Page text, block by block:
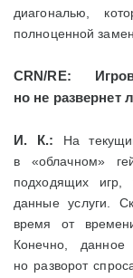
диагональю,
полноценной
CRN/RE:
но не развернет
И. К.: На
в «облачном»
подходящих
данные услуги.
время от
Конечно, данное
но разворот